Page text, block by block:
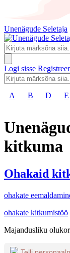
Unenägude Seletaja
Logi sisse
A B D E
kitkuma
Ohakaid
ohakate
ohakate kitkumistöö
Majandusliku